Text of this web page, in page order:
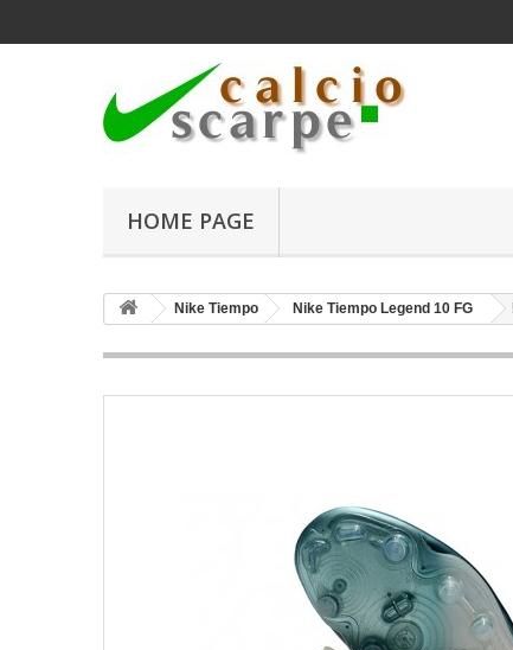
HOME PAGE
Nike Tiempo Nike Tiempo Legend 10 FG